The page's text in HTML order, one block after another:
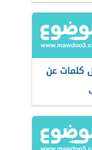
كلمات عن